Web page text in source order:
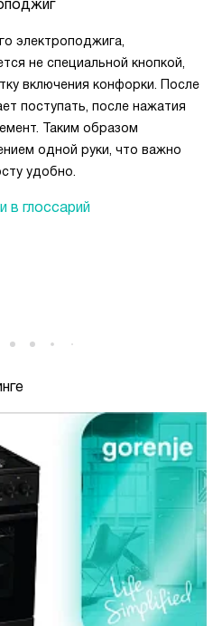
электроподжига,
не специальной кнопкой,
включения конфорки. После
поступать, после нажатия
Таким образом
одной руки, что важно
удобно.
в глоссарий